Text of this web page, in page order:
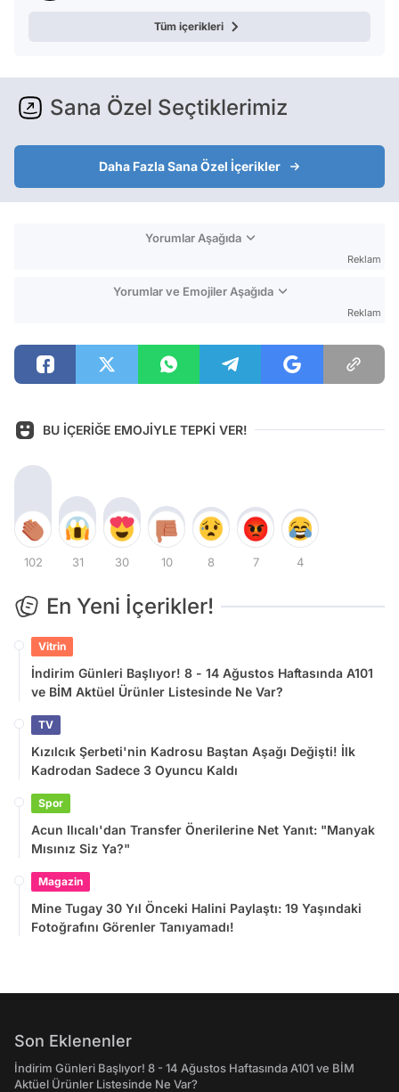
Tüm içerikleri
Sana Özel Seçtiklerimiz
Daha Fazla Sana Özel İçerikler
Yorumlar Aşağıda
Reklam
Yorumlar ve Emojiler Aşağıda
Reklam
BU İÇERİĞE EMOJİYLE TEPKİ VER!
102 31 30 10 8 7 4
En Yeni İçerikler!
Vitrin
İndirim Günleri Başlıyor! 8 - 14 Ağustos Haftasında A101
ve BİM Aktüel Ürünler Listesinde Ne Var?
TV
Kızılcık Şerbeti'nin Kadrosu Baştan Aşağı Değişti! İlk
Kadrodan Sadece 3 Oyuncu Kaldı
Spor
Acun Ilıcalı'dan Transfer Önerilerine Net Yanıt: "Manyak
Mısınız Siz Ya?"
Magazin
Mine Tugay 30 Yıl Önceki Halini Paylaştı: 19 Yaşındaki
Fotoğrafını Görenler Tanıyamadı!
Son Eklenenler
İndirim Günleri Başlıyor! 8 - 14 Ağustos Haftasında A101 ve BİM
Aktüel Ürünler Listesinde Ne Var?